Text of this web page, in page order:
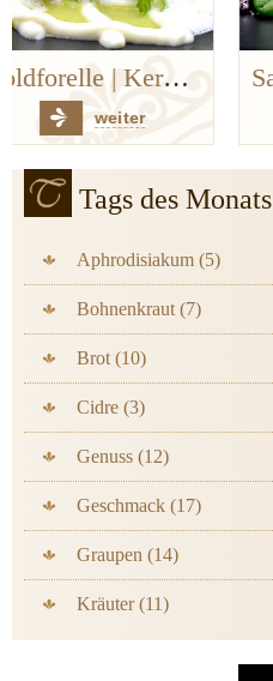
Saiblingstatar
weiter
Tags des Monats
Aphrodisiakum (5)
Bohnenkraut (7)
Brot (10)
Cidre (3)
Genuss (12)
Geschmack (17)
Graupen (14)
Kräuter (11)